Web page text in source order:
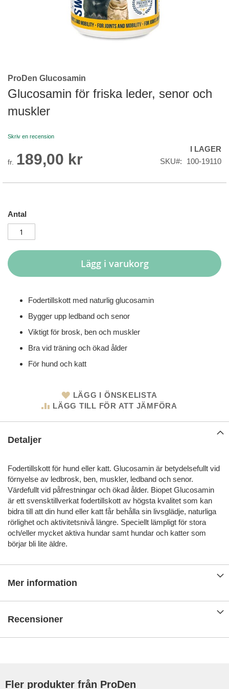
Skip
to
the
beginning
the
gallery
ProDen Glucosamin
Glucosamin för friska leder, senor och
muskler
Skriv en recension
fr. 189,00 kr
I LAGER
SKU
100-19110
Antal
Lägg i varukorg
Fodertillskott med naturlig glucosamin
Bygger upp ledband och senor
Viktigt för brosk, ben och muskler
Bra vid träning och ökad ålder
För hund och katt
LÄGG I ÖNSKELISTA
LÄGG TILL FÖR ATT JÄMFÖRA
Detaljer
Fodertillskott för hund eller katt. Glucosamin är betydelsefullt vid
förnyelse av ledbrosk, ben, muskler, ledband och senor.
Värdefullt vid påfrestningar och ökad ålder. Biopet Glucosamin
är ett svensktillverkat fodertillskott av högsta kvalitet som kan
bidra till att din hund eller katt får behålla sin livsglädje, naturliga
rörlighet och aktivitetsnivå längre. Speciellt lämpligt för stora
och/eller mycket aktiva hundar samt hundar och katter som
börjar bli lite äldre.
Mer information
Recensioner
Fler produkter från ProDen